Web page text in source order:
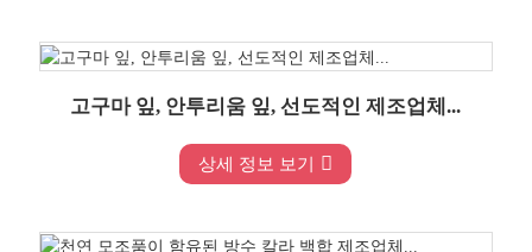
고구마 잎, 안투리움 잎, 선도적인 제조업체...
상세 정보 보기